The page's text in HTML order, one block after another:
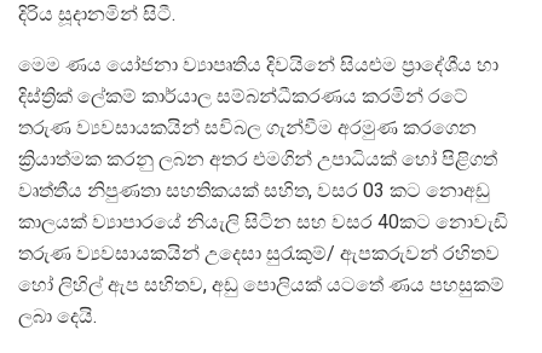
දිරිය සූදානමින් සිටී.
මෙම ණය යෝජනා ව්‍යාපෘතිය දිවයිනේ සියළුම ප්‍රාදේශීය හා
දිස්ත්‍රික් ලේකම් කාර්යාල සම්බන්ධීකරණය කරමින් රටේ
තරුණ ව්‍යවසායකයින් සවිබල ගැන්වීම අරමුණ කරගෙන
ක්‍රියාත්මක කරනු ලබන අතර එමගින් උපාධියක් හෝ පිළිගත්
වෘත්තීය නිපුණතා සහතිකයක් සහිත, වසර 03 කට නොඅඩු
කාලයක් ව්‍යාපාරයේ නියැලි සිටින සහ වසර 40කට නොවැඩි
තරුණ ව්‍යවසායකයින් උදෙසා සුරැකුම්/ ඇපකරුවන් රහිතව
හෝ ලිහිල් ඇප සහිතව, අඩු පොලියක් යටතේ ණය පහසුකම්
ලබා දෙයි.